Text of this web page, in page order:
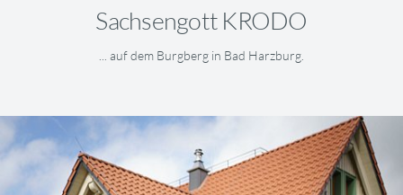
Sachsengott KRODO
... auf dem Burgberg in Bad Harzburg.